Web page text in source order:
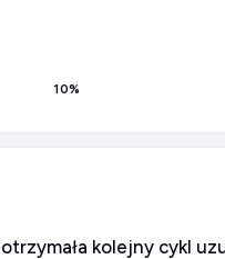
10%
kolejny cykl